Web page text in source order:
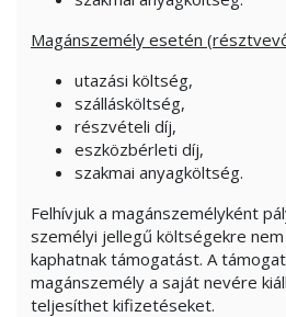
Magánszemély esetén
utazási költség,
szállásköltség,
részvételi díj,
eszközbérleti díj,
szakmai anyagköltség.
Felhívjuk a magánszemélyként
személyi jellegű költségekre
kaphatnak támogatást. A
magánszemély a saját nevére
teljesíthet kifizetéseket.